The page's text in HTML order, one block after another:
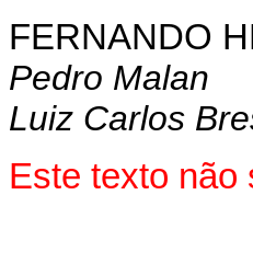
FERNANDO
Pedro Malan
Luiz Carlos
Este texto não